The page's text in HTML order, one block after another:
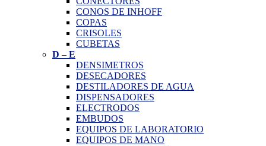
CONOS DE INHOFF
COPAS
CRISOLES
CUBETAS
D – E
DENSIMETROS
DESECADORES
DESTILADORES DE AGUA
DISPENSADORES
ELECTRODOS
EMBUDOS
EQUIPOS DE LABORATORIO
EQUIPOS DE MANO